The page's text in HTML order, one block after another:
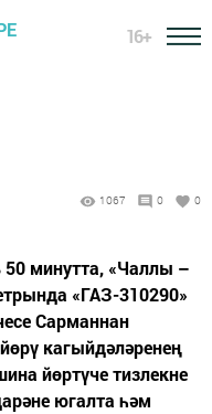
16+
1067 0 0
50 минутта, «Чаллы –
«ГАЗ-310290»
Сарманнан
кагыйдәләренең
йөртүче тизлекне
югалта һәм